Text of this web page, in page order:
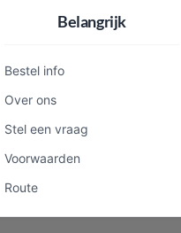
Belangrijk
Bestel info
Over ons
Stel een vraag
Voorwaarden
Route